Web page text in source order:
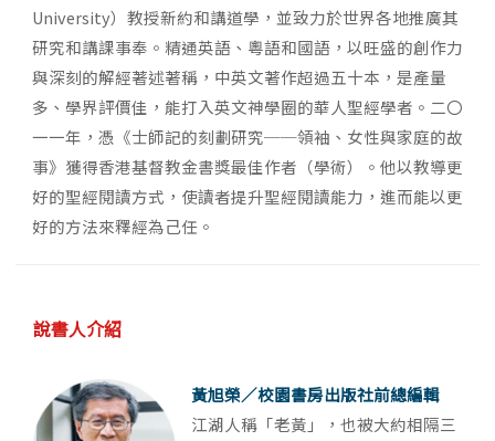
University）教授新約和講道學，並致力於世界各地推廣其
研究和講課事奉。精通英語、粵語和國語，以旺盛的創作力
與深刻的解經著述著稱，中英文著作超過五十本，是產量
多、學界評價佳，能打入英文神學圈的華人聖經學者。二〇
一一年，憑《士師記的刻劃研究──領袖、女性與家庭的故
事》獲得香港基督教金書獎最佳作者（學術）。他以教導更
好的聖經閱讀方式，使讀者提升聖經閱讀能力，進而能以更
好的方法來釋經為己任。
說書人介紹
黃旭榮／校園書房出版社前總編輯
江湖人稱「老黃」，也被大約相隔三